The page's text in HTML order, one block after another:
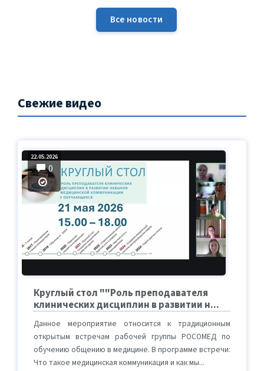
Все новости
Свежие видео
22.05.2026
0
Круглый стол ""Роль преподавателя
клинических дисциплин в развитии н...
Данное мероприятие относится к традиционным
открытым встречам рабочей группы РОСОМЕД по
обучению общению в медицине. В программе встречи:
Что такое медицинская коммуникация и как мы...